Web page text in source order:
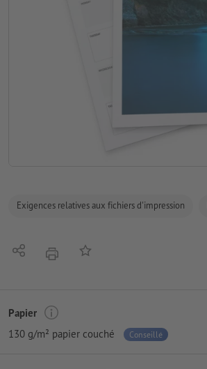
Exigences relatives aux fichiers d'impression
PartagerimprimerAjouter à liste d'article
Papier
130 g/m² papier couché
Conseillé